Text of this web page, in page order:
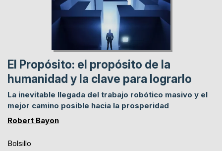
El Propósito: el propósito de la
humanidad y la clave para lograrlo
La inevitable llegada del trabajo robótico masivo y el
mejor camino posible hacia la prosperidad
Robert Bayon
Bolsillo